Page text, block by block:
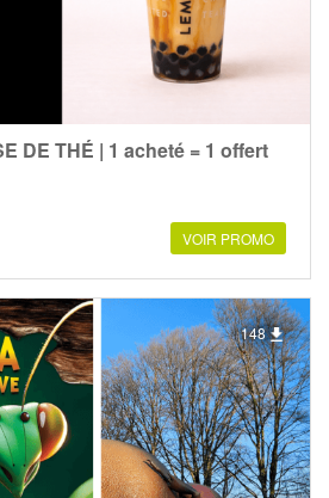
DE THÉ | 1 acheté = 1 offert
VOIR PROMO
148